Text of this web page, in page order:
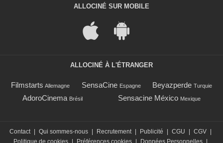
ALLOCINÉ SUR MOBILE
ALLOCINÉ À L'ÉTRANGER
Filmstarts Allemagne SensaCine Espagne Beyazperde Turquie
AdoroCinema Brésil Sensacine México Mexique
Contact Qui sommes-nous Recrutement Publicité CGU CGV